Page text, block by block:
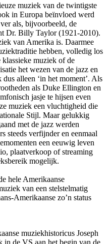
muziek van de twintigste
in Europa beïnvloed werd
als, bijvoorbeeld, de
Dr. Billy Taylor (1921-2010).
van Amerika is. Daarmee
hebben, volledig los
klassieke muziek of de
het wezen van de jazz en
alleen ‘in het moment’. Als
als Duke Ellington en
jasje te hijsen even
muziek een vluchtigheid die
Stijl. Maar gelukkig
met de jazz werden
steeds verfijnder en eenmaal
een eeuwig leven
plaatverkoop of streaming
mogelijk.
hele Amerikaanse
van een stelstel­matig
­Amerikaanse zo’n status
muziekhistoricus Joseph
in de VS aan het begin van de